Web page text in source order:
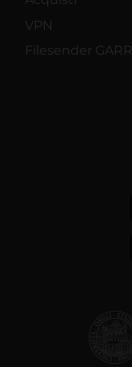
VPN
Filesender GARR